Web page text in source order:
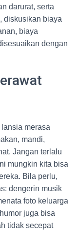
darurat, serta
diskusikan biaya
biaya
dengan
merasa
mandi,
Jangan terlalu
mungkin kita bisa
Bila perlu,
dengerin musik
foto keluarga
juga bisa
tidak secepat